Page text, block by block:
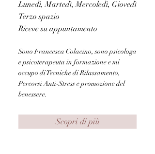
Lunedì, Martedì, Mercoledì, Giovedì
Terzo spazio
Riceve su appuntamento
Sono Francesca Colacino, sono psicologa
e psicoterapeuta in formazione e mi
occupo di Tecniche di Rilassamento,
Percorsi Anti-Stress e promozione del
benessere.
Scopri di più